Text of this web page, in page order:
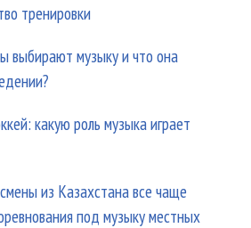
тренировки
выбирают музыку и что она
какую роль музыка играет
из Казахстана все чаще
под музыку местных